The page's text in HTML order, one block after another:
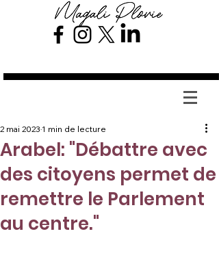
Arabel: "Débattre avec
des citoyens permet de
remettre le Parlement
au centre."
2 mai 2023 1 min de lecture